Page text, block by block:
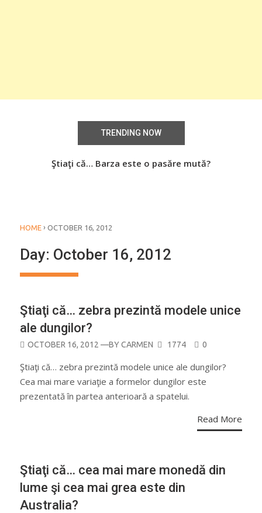
TRENDING NOW
Ştiaţi că… Barza este o pasăre mută?
HOME › OCTOBER 16, 2012
Day: October 16, 2012
Ştiaţi că… zebra prezintă modele unice
ale dungilor?
POSTED
OCTOBER 16, 2012 —BYCARMEN 1774 0
Ştiaţi că… zebra prezintă modele unice ale dungilor?
Cea mai mare variaţie a formelor dungilor este
prezentată în partea anterioară a spatelui.
Read More
Ştiaţi că… cea mai mare monedă din
lume şi cea mai grea este din
Australia?